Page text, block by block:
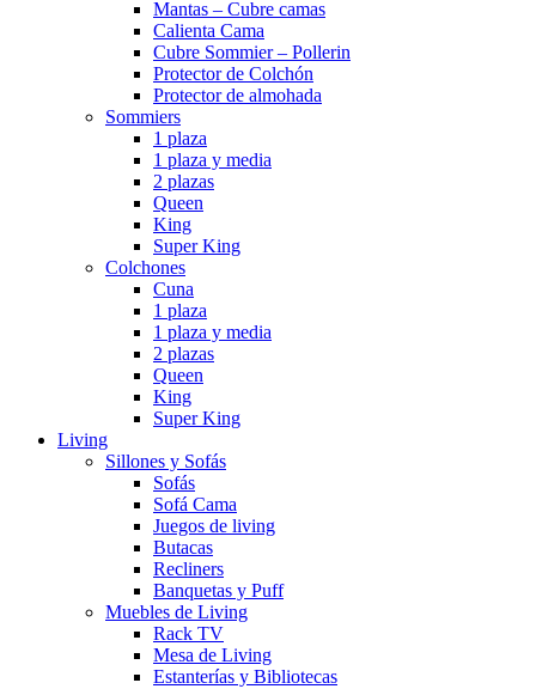
Mantas – Cubre camas
Calienta Cama
Cubre Sommier – Pollerin
Protector de Colchón
Protector de almohada
Sommiers
1 plaza
1 plaza y media
2 plazas
Queen
King
Super King
Colchones
Cuna
1 plaza
1 plaza y media
2 plazas
Queen
King
Super King
Living
Sillones y Sofás
Sofás
Sofá Cama
Juegos de living
Butacas
Recliners
Banquetas y Puff
Muebles de Living
Rack TV
Mesa de Living
Estanterías y Bibliotecas